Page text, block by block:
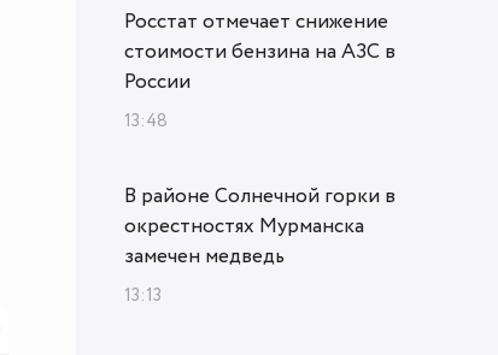
Росстат отмечает снижение
стоимости бензина на АЗС в
России
13:48
В районе Солнечной горки в
окрестностях Мурманска
замечен медведь
13:13